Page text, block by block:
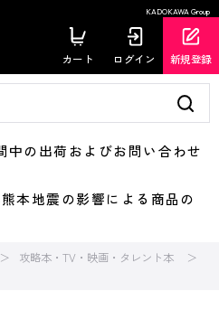
KADOKAWA Group
カート ログイン 新規登録
の出荷およびお問い合わせ
地震の影響による商品の
攻略本・TV・映画・タレント本